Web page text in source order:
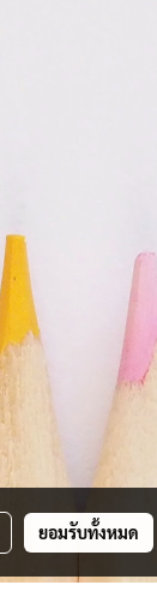
ยอมรับทั้งหมด